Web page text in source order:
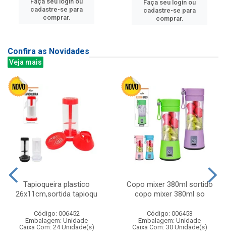
cadastre-se para
comprar.
Faça seu login ou
cadastre-se para
comprar.
Confira as Novidades
Veja mais
Tapioqueira plastico
26x11cm,sortida tapioqu
Código: 006452
Embalagem: Unidade
Caixa Com: 24 Unidade(s)
Copo mixer 380ml sortido
copo mixer 380ml so
Código: 006453
Embalagem: Unidade
Caixa Com: 30 Unidade(s)